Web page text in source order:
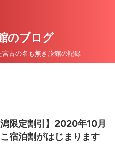
のブログ
古の名も無き旅館の記録
潟限定割引】2020年10月
宿泊割がはじまります